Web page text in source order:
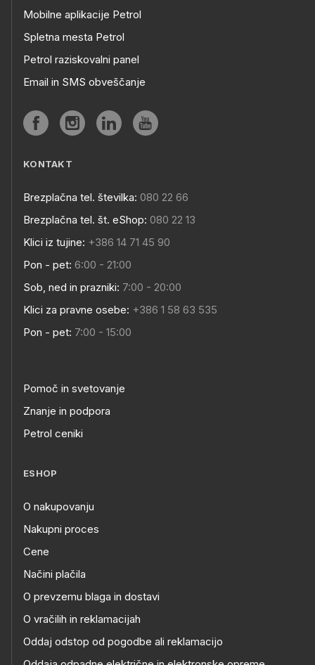
Mobilne aplikacije Petrol
Spletna mesta Petrol
Petrol raziskovalni panel
Email in SMS obveščanje
KONTAKT
Brezplačna tel. številka: 080 22 66
Brezplačna tel. št. eShop: 080 22 13
Klici iz tujine: +386 14 71 45 90
Pon - pet: 6:00 - 21:00
Sob, ned in prazniki: 7:00 - 20:00
Klici za pravne osebe: +386 1 58 63 535
Pon - pet: 7:00 - 15:00
Pomoč in svetovanje
Znanje in podpora
Petrol ceniki
ESHOP
O nakupovanju
Nakupni proces
Cene
Načini plačila
O prevzemu blaga in dostavi
O vračilih in reklamacijah
Oddaj odstop od pogodbe ali reklamacijo